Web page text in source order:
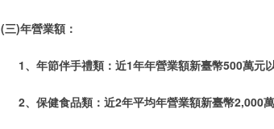
(三)年營業額：
1、年節伴手禮類：近1年年營業額新臺幣500萬元以
2、保健食品類：近2年平均年營業額新臺幣2,000萬